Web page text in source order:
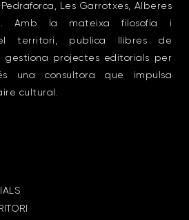
Les Garrotxes, Alberes
Amb la mateixa filosofia i
territori, publica llibres de
gestiona projectes editorials per
una consultora que impulsa
cultural.